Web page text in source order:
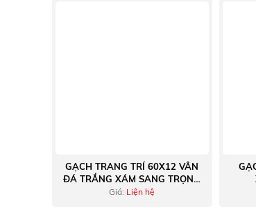
GẠCH TRANG TRÍ 60X12 VÂN
ĐÁ TRẮNG XÁM SANG TRỌNG
VIGLACERA
Giá: Liện hệ